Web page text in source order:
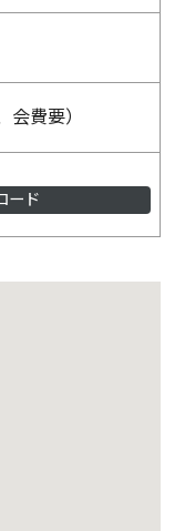
会費要）
ード